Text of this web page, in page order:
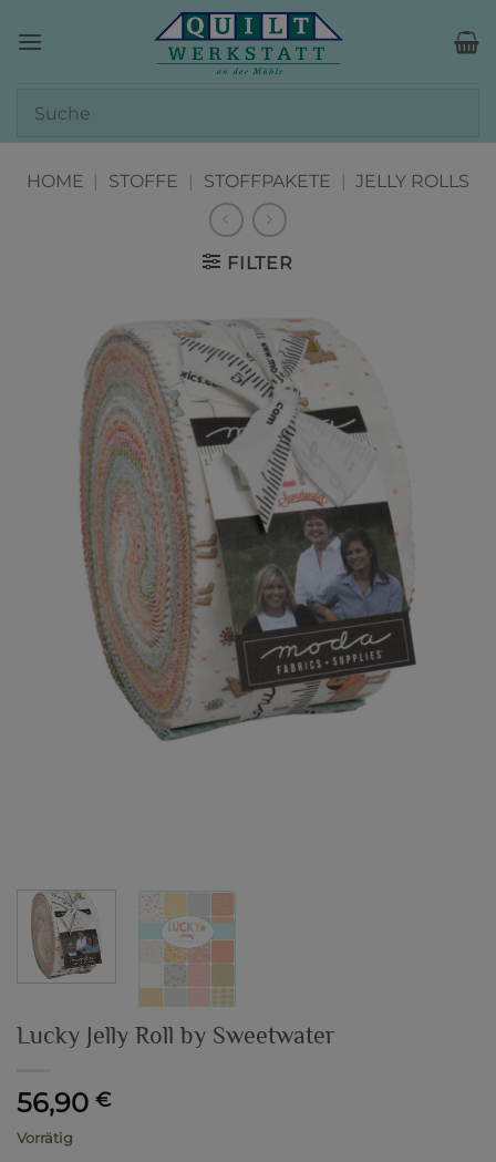
Inhalt
HOME | STOFFE | STOFFPAKETE | JELLY ROLLS
FILTER
Lucky Jelly Roll by Sweetwater
56,90 €
Vorrätig